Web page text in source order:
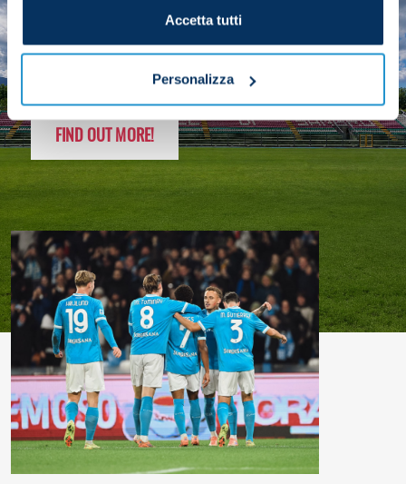
Accetta tutti
Personalizza
FOLLOW THE CHAMPS' JOURNEY
FIND OUT MORE!